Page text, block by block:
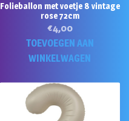
Folieballon met voetje 8 vintage
rose 72cm
€4,00
TOEVOEGEN AAN
WINKELWAGEN